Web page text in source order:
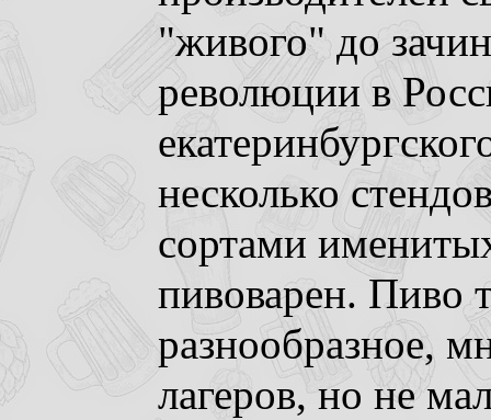
"живого" до
революции в
несколько
сортами
пивоварен. Пиво
разнообразное,
лагеров, но не